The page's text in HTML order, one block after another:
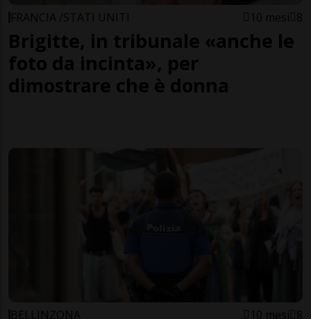
FRANCIA /STATI UNITI 10 mesi 8
Brigitte, in tribunale «anche le
foto da incinta», per
dimostrare che è donna
BELLINZONA 10 mesi 8